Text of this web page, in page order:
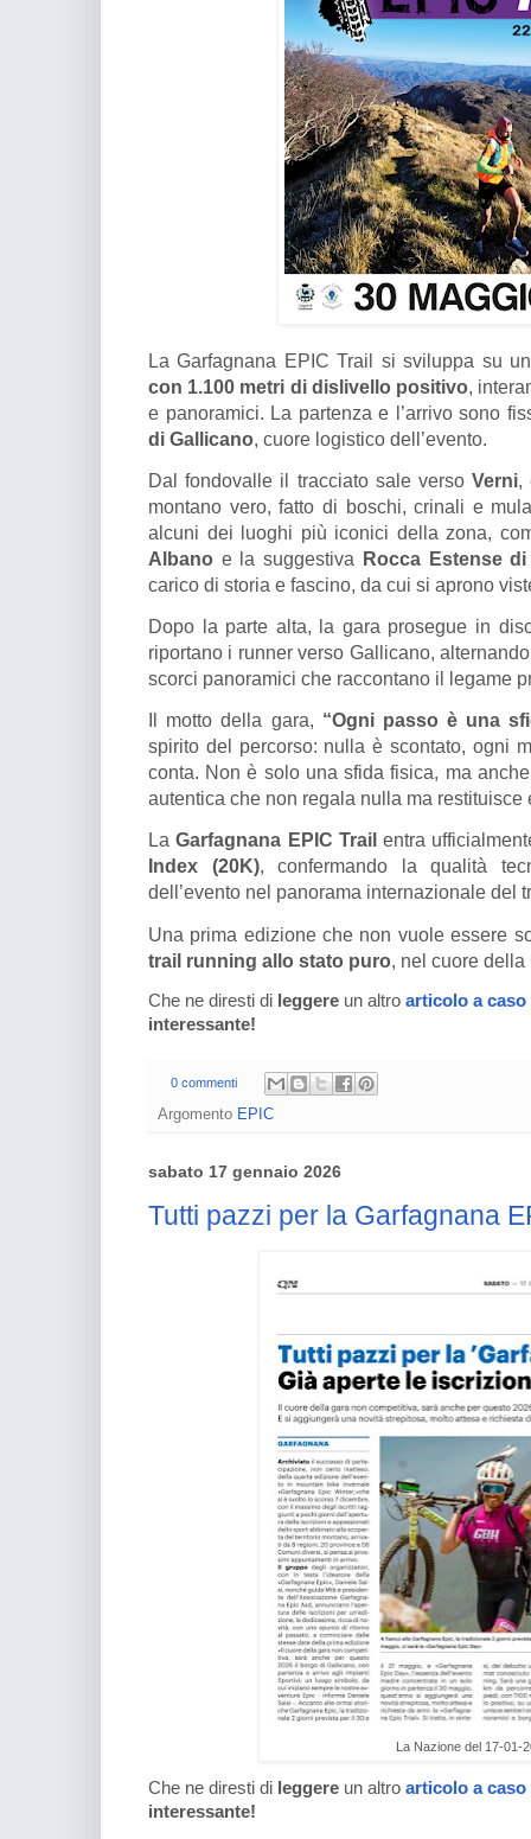
La Garfagnana EPIC Trail si sviluppa su
con 1.100 metri di dislivello positivo ,
e panoramici. La partenza e l’arrivo sono
di Gallicano , cuore logistico dell’evento.
Dal fondovalle il tracciato sale versoVerni,
montano vero, fatto di boschi, crinali e
alcuni dei luoghi più iconici della zona,
Albano e la suggestiva Rocca Estense
carico di storia e fascino, da cui si aprono
Dopo la parte alta, la gara prosegue in
riportano i runner verso Gallicano,
scorci panoramici che raccontano il legame
Il motto della gara, “Ogni passo è una
spirito del percorso: nulla è scontato, ogni
conta. Non è solo una sfida fisica, ma
autentica che non regala nulla ma restituisce
LaGarfagnana EPIC Trail entra
Index (20K), confermando la qualità
dell’evento nel panorama internazionale del
Una prima edizione che non vuole essere
trail running allo stato puro , nel cuore
Che ne diresti di leggere un altro articolo a caso
interessante!
0 commenti
Argomento EPIC
sabato 17 gennaio 2026
Tutti pazzi per la Garfagnana
La Nazione del 17-01-
Che ne diresti di leggere un altro articolo a caso
interessante!